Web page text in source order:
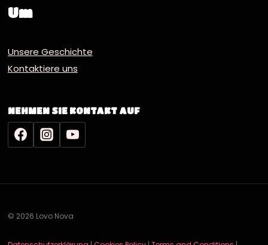
Um
Unsere Geschichte
Kontaktiere uns
NEHMEN SIE KONTAKT AUF
© 2026 Lovo Nova